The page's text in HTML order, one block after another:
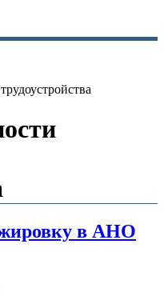
в АНО